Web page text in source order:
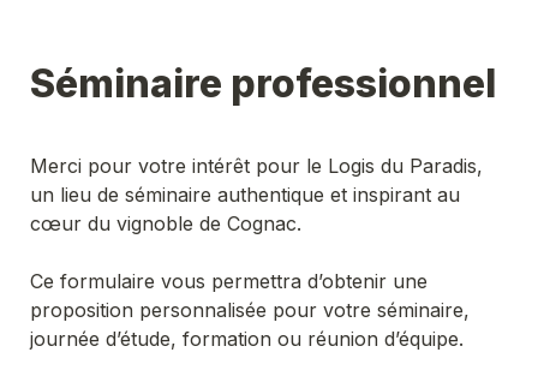
Séminaire professionnel
Merci pour votre intérêt pour le Logis du Paradis,
un lieu de séminaire authentique et inspirant au
cœur du vignoble de Cognac.
Ce formulaire vous permettra d’obtenir une
proposition personnalisée pour votre séminaire,
journée d’étude, formation ou réunion d’équipe.